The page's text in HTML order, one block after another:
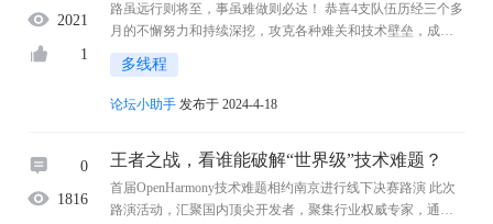
2021
1
路虽远行则将至，事虽难做则必达！ 恭喜4支队伍历经三个多
月的不懈努力和持续深挖，攻克各种难关和技术壁垒，成功
入围总决赛，让我们一起期待高手们的线下交锋！ ...
多线程
论坛小助手 发布于 2024-4-18
0
1816
王者之战，看谁能破解“世界级”技术难题？
首届OpenHarmony技术难题相约南京进行线下决赛路演 此次
路演活动，汇聚国内顶尖开发者，聚集行业权威专家，通过